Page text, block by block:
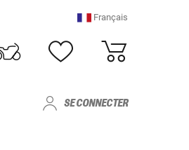
Français
SE CONNECTER